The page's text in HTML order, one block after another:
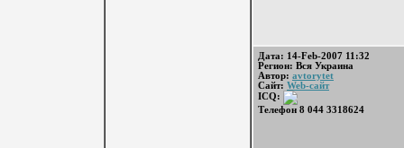
Дата: 14-Feb-2007 11:32
Регион: Вся Украина
Автор: avtorytet
Сайт: Web-сайт
ICQ:
Телефон 8 044 3318624